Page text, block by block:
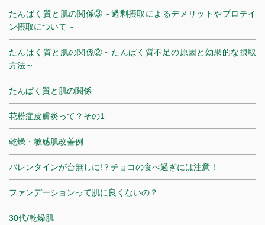
たんぱく質と肌の関係③～過剰摂取によるデメリットやプロテイ
ン摂取について～
たんぱく質と肌の関係②～たんぱく質不足の原因と効果的な摂取
方法～
たんぱく質と肌の関係
花粉症皮膚炎って？その1
乾燥・敏感肌改善例
バレンタインが台無しに!？チョコの食べ過ぎには注意！
ファンデーションって肌に良くないの？
30代/乾燥肌